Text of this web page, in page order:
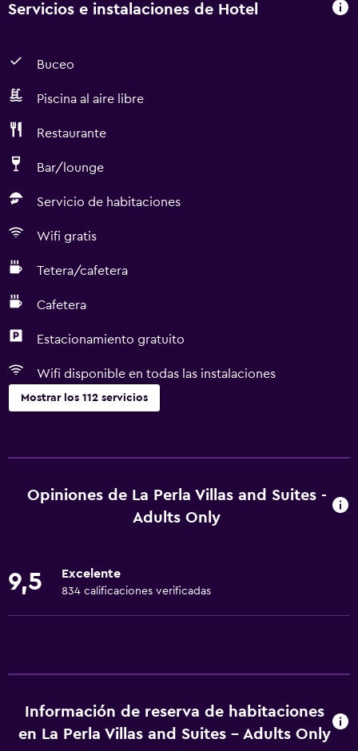
Servicios e instalaciones de Hotel
Buceo
Piscina al aire libre
Restaurante
Bar/lounge
Servicio de habitaciones
Wifi gratis
Tetera/cafetera
Cafetera
Estacionamiento gratuito
Wifi disponible en todas las instalaciones
Mostrar los 112 servicios
Wifi disponible en todas las instalaciones
Internet
Calefacción
Aire acondicionado
Champú
Adaptador
Opiniones de La Perla Villas and Suites -
Adults Only
9,5 Excelente
834 calificaciones verificadas
Información de reserva de habitaciones
en La Perla Villas and Suites - Adults Only